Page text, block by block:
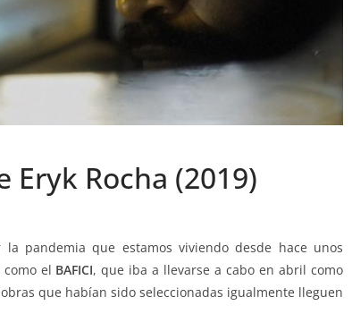
Rocha (2019)
pandemia que estamos viviendo desde hace unos
el BAFICI, que iba a llevarse a cabo en abril como
que habían sido seleccionadas igualmente lleguen